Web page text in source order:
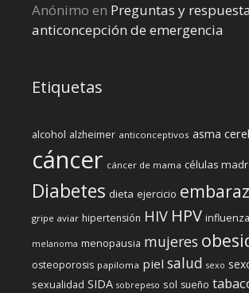
Anónimo en Preguntas y
anticoncepción de emergencia
Etiquetas
alcohol alzheimer anticonceptivos asma
cáncer cáncer de mama células
Diabetes dieta ejercicio
gripe aviar hipertensión HIV HPV influenza
melanoma menopausia mujeres
osteoporosis papiloma piel salud sexo
sexualidad SIDA sobrepeso sol sueño